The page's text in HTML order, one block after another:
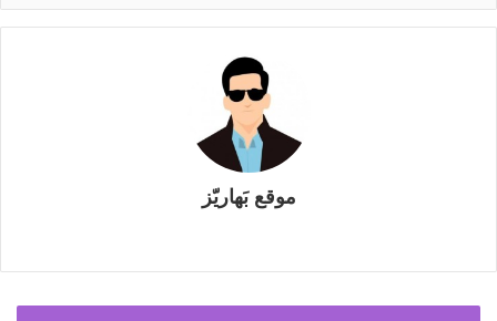
موقع بَهاريّز